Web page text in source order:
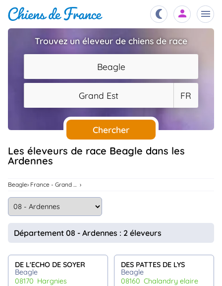
Chiots
Éleveurs
Étalons
Chiens
Services
..
Assurances
Connexion
Trouvez un éleveur de chiens de race
Beagle
Grand Est FR
Chercher
Les éleveurs de race Beagle dans les
Ardennes
Beagle France - Grand Est
Département 08 - Ardennes : 2 éleveurs
DE L'ECHO DE SOYER
Beagle
08170
hargnies
DES PATTES DE LYS
Beagle
08160
chalandry elaire